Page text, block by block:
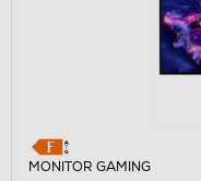
MONITOR GAMING